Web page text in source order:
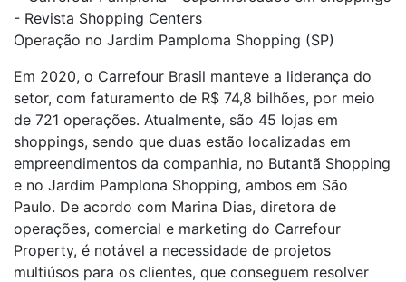
Operação no Jardim Pamploma Shopping (SP)
Em 2020, o Carrefour Brasil manteve a liderança do
setor, com faturamento de R$ 74,8 bilhões, por meio
de 721 operações. Atualmente, são 45 lojas em
shoppings, sendo que duas estão localizadas em
empreendimentos da companhia, no Butantã Shopping
e no Jardim Pamplona Shopping, ambos em São
Paulo. De acordo com Marina Dias, diretora de
operações, comercial e marketing do Carrefour
Property, é notável a necessidade de projetos
multiúsos para os clientes, que conseguem resolver